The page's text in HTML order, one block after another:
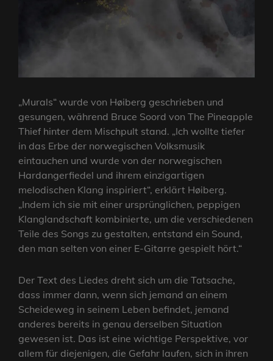
„Murals“ wurde von Høiberg geschrieben und
gesungen, während Bruce Soord von The Pineapple
Thief hinter dem Mischpult stand. „Ich wollte tiefer
in das Erbe der norwegischen Volksmusik
eintauchen und wurde von der norwegischen
Hardangerfiedel und ihrem einzigartigen
melodischen Klang inspiriert“, erklärt Høiberg.
„Indem ich sie mit einer ursprünglichen, peppigen
Klanglandschaft kombinierte, um die verschiedenen
Teile des Songs zu gestalten, entstand ein Sound,
den man selten von einer E-Gitarre gespielt hört.“
Der Text des Liedes dreht sich um die Tatsache,
dass immer dann, wenn sich jemand an einem
Scheideweg in seinem Leben befindet, jemand
anderes bereits in genau derselben Situation
gewesen ist. Das ist eine wichtige Perspektive, vor
allem für diejenigen, die Gefahr laufen, sich in ihren